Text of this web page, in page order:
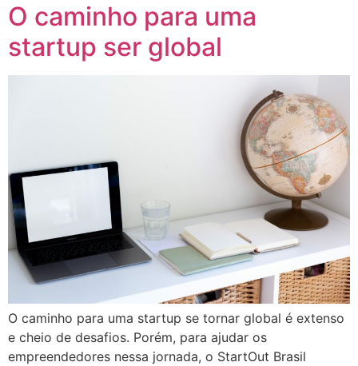
O caminho para uma
startup ser global
O caminho para uma startup se tornar global é extenso
e cheio de desafios. Porém, para ajudar os
empreendedores nessa jornada, o StartOut Brasil